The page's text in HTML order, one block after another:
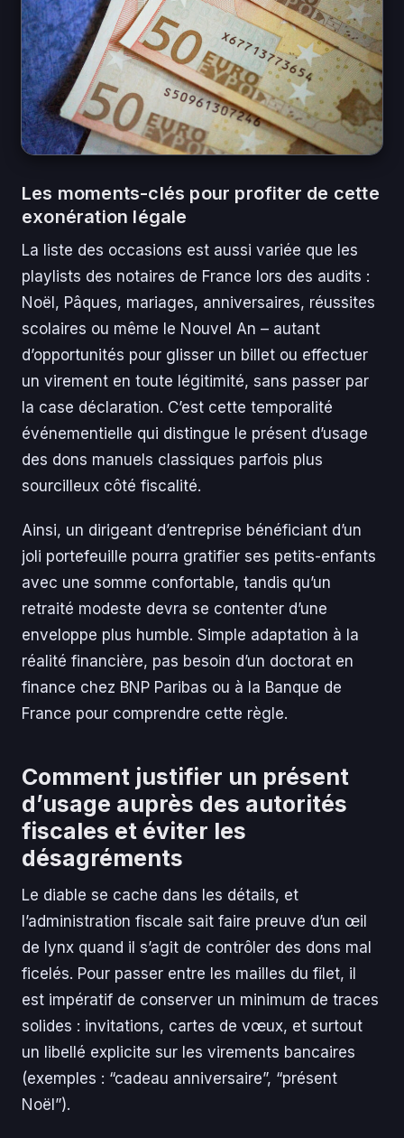
Les moments-clés pour profiter de cette
exonération légale
La liste des occasions est aussi variée que les
playlists des notaires de France lors des audits :
Noël, Pâques, mariages, anniversaires, réussites
scolaires ou même le Nouvel An – autant
d’opportunités pour glisser un billet ou effectuer
un virement en toute légitimité, sans passer par
la case déclaration. C’est cette temporalité
événementielle qui distingue le présent d’usage
des dons manuels classiques parfois plus
sourcilleux côté fiscalité.
Ainsi, un dirigeant d’entreprise bénéficiant d’un
joli portefeuille pourra gratifier ses petits-enfants
avec une somme confortable, tandis qu’un
retraité modeste devra se contenter d’une
enveloppe plus humble. Simple adaptation à la
réalité financière, pas besoin d’un doctorat en
finance chez BNP Paribas ou à la Banque de
France pour comprendre cette règle.
Comment justifier un présent
d’usage auprès des autorités
fiscales et éviter les
désagréments
Le diable se cache dans les détails, et
l’administration fiscale sait faire preuve d’un œil
de lynx quand il s’agit de contrôler des dons mal
ficelés. Pour passer entre les mailles du filet, il
est impératif de conserver un minimum de traces
solides : invitations, cartes de vœux, et surtout
un libellé explicite sur les virements bancaires
(exemples : “cadeau anniversaire”, “présent
Noël”).